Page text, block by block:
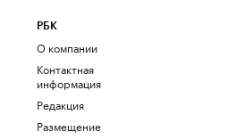
РБК
О компании
Контактная
информация
Редакция
Размещение